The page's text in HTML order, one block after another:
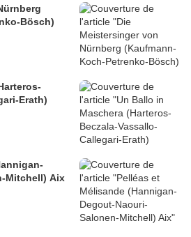
Bösch)
Erath)
Mitchell) Aix